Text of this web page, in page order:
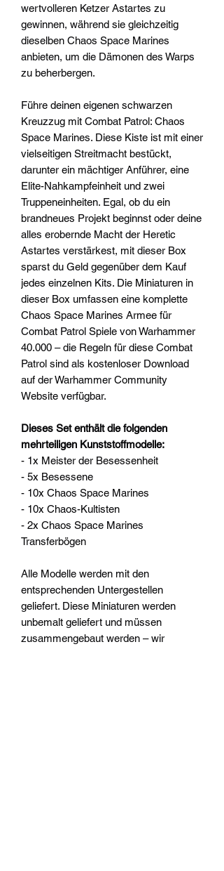
wertvolleren Ketzer Astartes zu
gewinnen, während sie gleichzeitig
dieselben Chaos Space Marines
anbieten, um die Dämonen des Warps
zu beherbergen.
Führe deinen eigenen schwarzen
Kreuzzug mit Combat Patrol: Chaos
Space Marines. Diese Kiste ist mit einer
vielseitigen Streitmacht bestückt,
darunter ein mächtiger Anführer, eine
Elite-Nahkampfeinheit und zwei
Truppeneinheiten. Egal, ob du ein
brandneues Projekt beginnst oder deine
alles erobernde Macht der Heretic
Astartes verstärkest, mit dieser Box
sparst du Geld gegenüber dem Kauf
jedes einzelnen Kits. Die Miniaturen in
dieser Box umfassen eine komplette
Chaos Space Marines Armee für
Combat Patrol Spiele von Warhammer
40.000 – die Regeln für diese Combat
Patrol sind als kostenloser Download
auf der Warhammer Community
Website verfügbar.
Dieses Set enthält die folgenden
mehrteiligen Kunststoffmodelle:
- 1x Meister der Besessenheit
- 5x Besessene
- 10x Chaos Space Marines
- 10x Chaos-Kultisten
- 2x Chaos Space Marines
Transferbögen
Alle Modelle werden mit den
entsprechenden Untergestellen
geliefert. Diese Miniaturen werden
unbemalt geliefert und müssen
zusammengebaut werden – wir